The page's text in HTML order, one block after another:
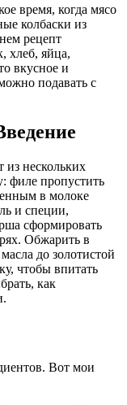
время, когда мясо
колбаски из
рецепт
хлеб, яйца,
вкусное и
подавать с
из нескольких
филе пропустить
в молоке
и специи,
сформировать
Обжарить в
до золотистой
чтобы впитать
как
Вот мои